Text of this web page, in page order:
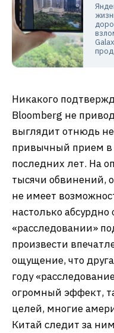
Никакого
Bloomberg не
выглядит отнюдь
привычный прием
последних лет. На
тысячи обвинений,
не имеет
настолько
«расследовании»
произвести
ощущение, что
году
огромный эффект,
целей, многие
Китай следит за